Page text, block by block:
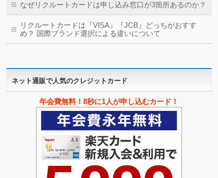
なぜリクルートカードは申し込み窓口が3箇所あるのか？
リクルートカードは『VISA』『JCB』どっちがおすす
め？ 国際ブランド選択による違いについて
ネット通販で人気のクレジットカード
年会費無料！8秒に1人が申し込むカード！